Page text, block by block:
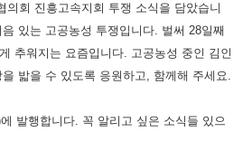
의회 진흥고속지회 투쟁 소식을 담았습니
있는 고공농성 투쟁입니다. 벌써 28일째
추워지는 요즘입니다. 고공농성 중인 김인
밟을 수 있도록 응원하고, 함께해 주세요.
발행합니다. 꼭 알리고 싶은 소식들 있으